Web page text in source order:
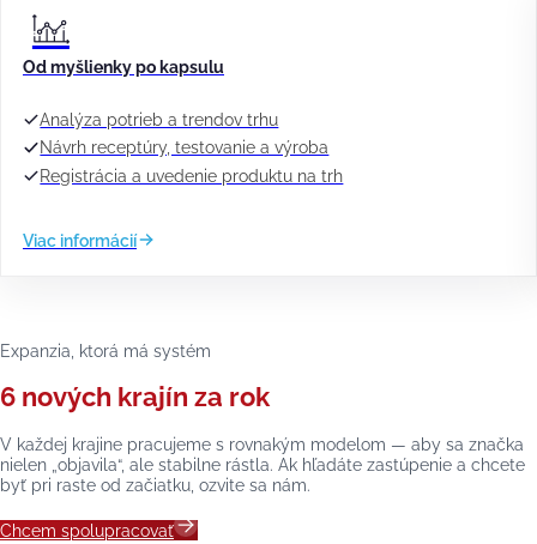
Od myšlienky po kapsulu
Analýza potrieb a trendov trhu
Návrh receptúry, testovanie a výroba
Registrácia a uvedenie produktu na trh
Viac informácií
Expanzia, ktorá má systém
6 nových krajín za rok
V každej krajine pracujeme s rovnakým modelom — aby sa značka
nielen „objavila“, ale stabilne rástla. Ak hľadáte zastúpenie a chcete
byť pri raste od začiatku, ozvite sa nám.
Chcem spolupracovať